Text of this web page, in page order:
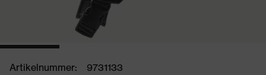
Artikelnummer:
9731133